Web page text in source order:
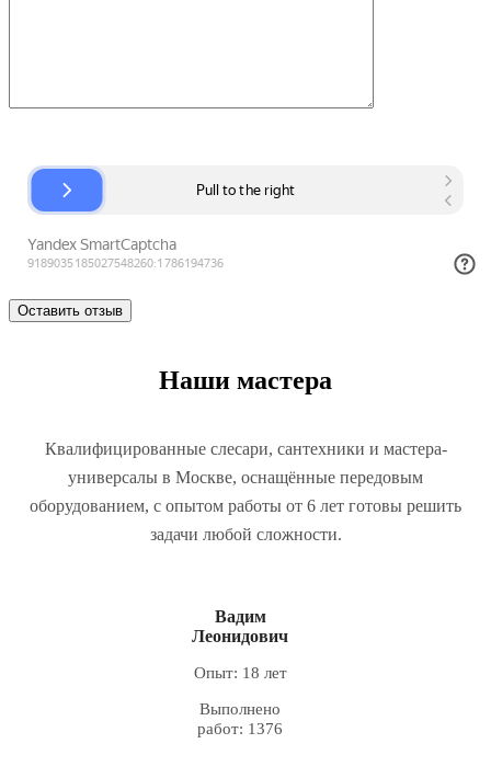
Наши мастера
Квалифицированные слесари, сантехники и мастера-
универсалы в Москве, оснащённые передовым
оборудованием, с опытом работы от 6 лет готовы решить
задачи любой сложности.
Вадим
Леонидович
Опыт: 18 лет
Выполнено
работ: 1376